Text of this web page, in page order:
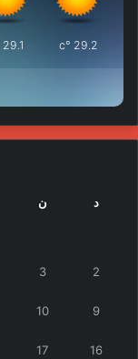
29.1 29.2
°c
د ن
2
3
9
10
16
17